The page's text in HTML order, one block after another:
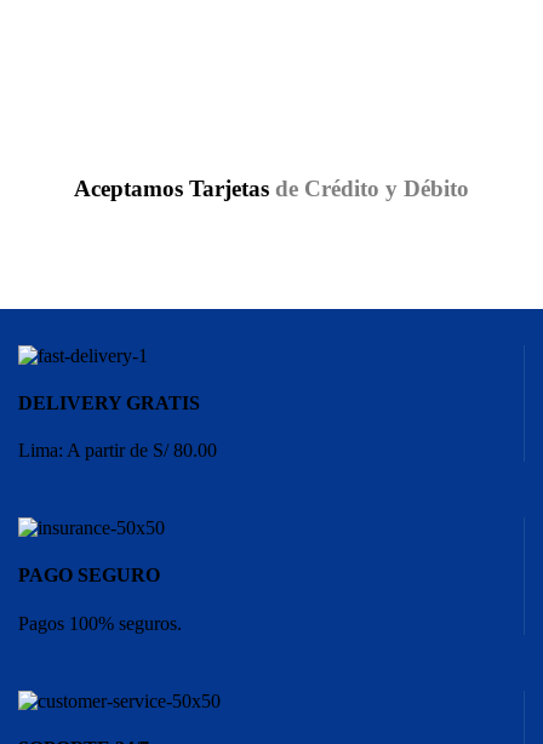
Aceptamos Tarjetas de Crédito y Débito
DELIVERY GRATIS
Lima: A partir de S/ 80.00
PAGO SEGURO
Pagos 100% seguros.